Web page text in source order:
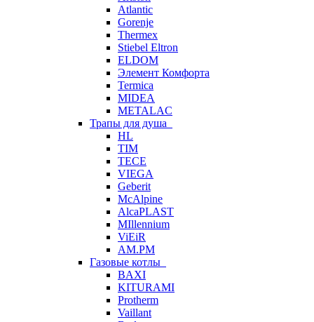
Atlantic
Gorenje
Thermex
Stiebel Eltron
ELDOM
Элемент Комфорта
Termica
MIDEA
METALAC
Трапы для душа
HL
TIM
TECE
VIEGA
Geberit
McAlpine
AlcaPLAST
MIllennium
ViEiR
AM.PM
Газовые котлы
BAXI
KITURAMI
Protherm
Vaillant